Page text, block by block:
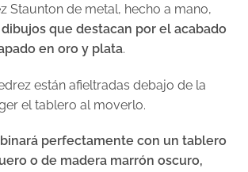
Staunton de metal, hecho a mano,
que destacan por el acabado
en oro y plata.
están afieltradas debajo de la
el tablero al moverlo.
perfectamente con un tablero
o de madera marrón oscuro,